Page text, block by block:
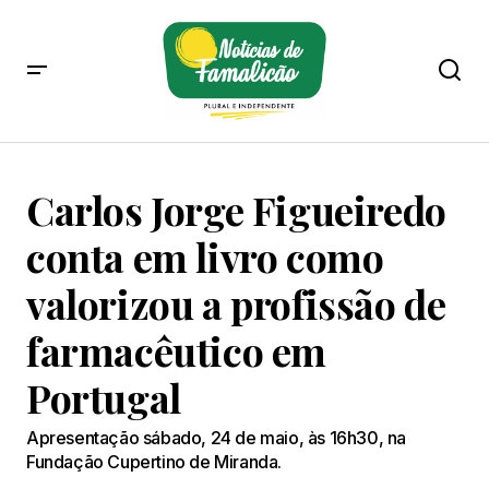
Carlos Jorge Figueiredo
conta em livro como
valorizou a profissão de
farmacêutico em
Portugal
Apresentação sábado, 24 de maio, às 16h30, na
Fundação Cupertino de Miranda.